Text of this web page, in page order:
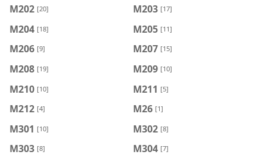
M202 [20] M203 [17]
M204 [18] M205 [11]
M206 [9] M207 [15]
M208 [19] M209 [10]
M210 [10] M211 [5]
M212 [4] M26 [1]
M301 [10] M302 [8]
M303 [8] M304 [7]